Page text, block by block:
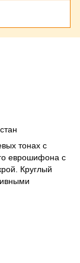
тонах с
еврошифона с
Круглый